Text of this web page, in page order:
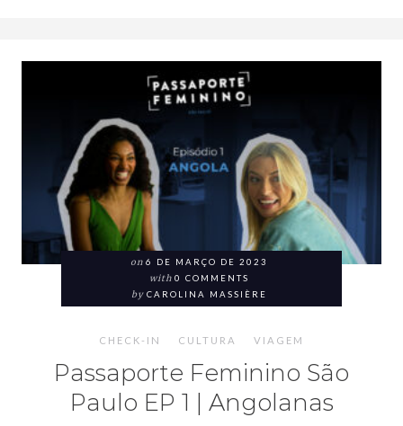
on 6 DE MARÇO DE 2023
with 0 COMMENTS
by CAROLINA MASSIÈRE
CHECK-IN CULTURA VIAGEM
Passaporte Feminino São
Paulo EP 1 | Angolanas